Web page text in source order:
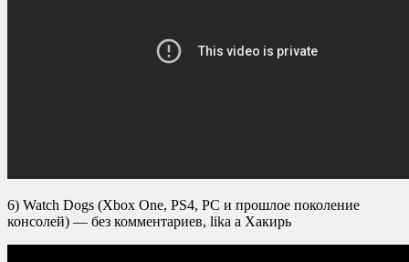
6) Watch Dogs (Xbox One, PS4, PC и прошлое поколение
консолей) — без комментариев, lika a Хакирь